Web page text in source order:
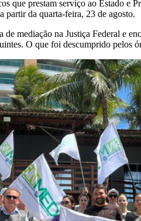
que prestam serviço ao Estado
partir da quarta-feira, 23 de agosto.
mediação na Justiça Federal e
O que foi descumprido pelos